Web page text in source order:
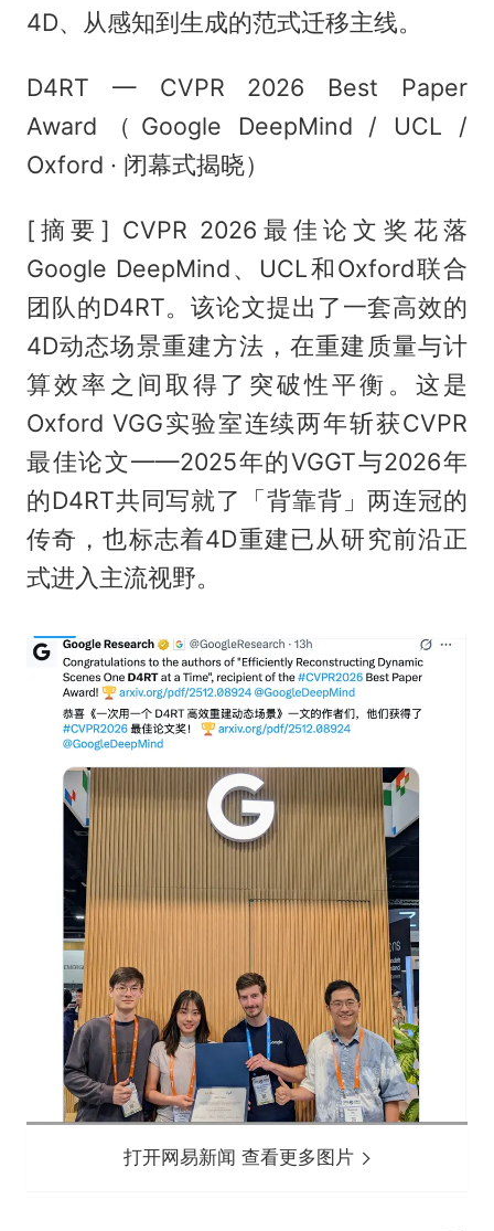
4D、从感知到生成的范式迁移主线。
D4RT — CVPR 2026 Best Paper
Award（Google DeepMind / UCL /
Oxford · 闭幕式揭晓）
[摘要] CVPR 2026最佳论文奖花落
Google DeepMind、UCL和Oxford联合
团队的D4RT。该论文提出了一套高效的
4D动态场景重建方法，在重建质量与计
算效率之间取得了突破性平衡。这是
Oxford VGG实验室连续两年斩获CVPR
最佳论文——2025年的VGGT与2026年
的D4RT共同写就了「背靠背」两连冠的
传奇，也标志着4D重建已从研究前沿正
式进入主流视野。
打开网易新闻 查看更多图片